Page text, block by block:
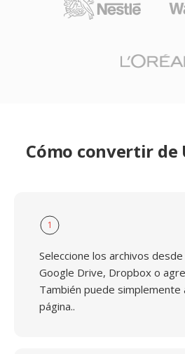
Cómo convertir de
1
Seleccione los archivos
Google Drive, Dropbox o
También puede
página..